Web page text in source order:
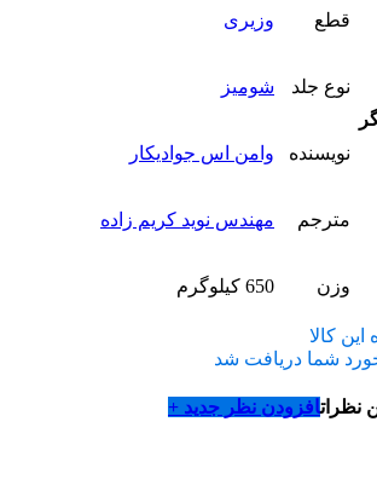
قطع وزیری
نوع جلد شومیز
نویسنده وامن اس جواديکار
مترجم مهندس نوید کریم زاده
وزن 650 کیلوگرم
این کالا
شما دریافت شد
نظراتافزودن نظر جدید +